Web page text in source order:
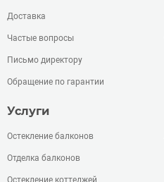
Доставка
Частые вопросы
Письмо директору
Обращение по гарантии
Услуги
Остекление балконов
Отделка балконов
Остекление коттеджей